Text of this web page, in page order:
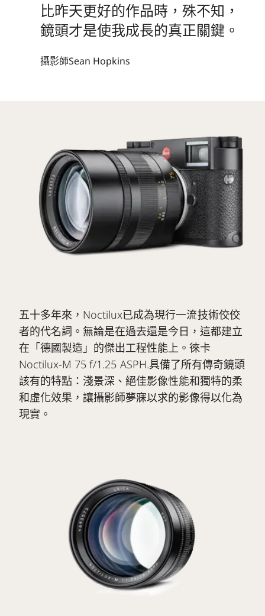
比昨天更好的作品時，殊不知，
鏡頭才是使我成長的真正關鍵。
攝影師Sean Hopkins
五十多年來，Noctilux已成為現行一流技術佼佼
者的代名詞。無論是在過去還是今日，這都建立
在「德國製造」的傑出工程性能上。徠卡
Noctilux-M 75 f/1.25 ASPH.具備了所有傳奇鏡頭
該有的特點：淺景深、絕佳影像性能和獨特的柔
和虛化效果，讓攝影師夢寐以求的影像得以化為
現實。